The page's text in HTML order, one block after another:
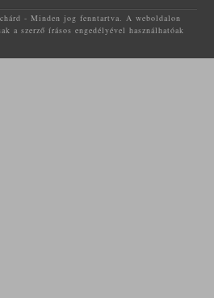
- Minden jog fenntartva. A weboldalon
a szerző írásos engedélyével használhatóak